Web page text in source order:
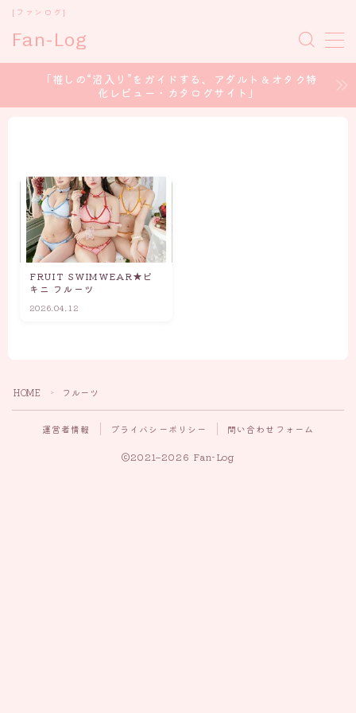
Fan-Log
[ファンログ]
ホーム
コスプレイヤー
アイドル/グラドル
声優 / voice Actor
「推しの“沼入り”をガイドする、アダルト＆オタク特
化レビュー・カタログサイト」
FRUIT SWIMWEAR★ビ
キニ フルーツ
2026.04.12
HOME ＞ フルーツ
運営者情報 プライバシーポリシー 問い合わせフォーム
2021–2026 Fan-Log